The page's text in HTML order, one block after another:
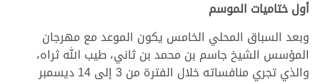
أول ختاميات الموسم
وبعد السباق المحلي الخامس يكون الموعد مع مهرجان
المؤسس الشيخ جاسم بن محمد بن ثاني، طيب الله ثراه،
والذي تجري منافساته خلال الفترة من 3 إلى 14 ديسمبر